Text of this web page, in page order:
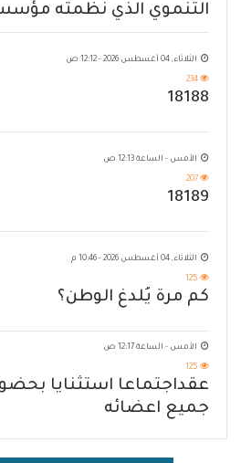
التنموي الذي نظمته
حضرموت
الثلاثاء, 04 أغسطس 2026 - 12:12 ص
234
18188
الأمس - الساعة 12:13 ص
207
18189
الثلاثاء, 04 أغسطس 2026 - 10:46 م
125
كم مرة يُلدغ الوطن؟
الأمس - الساعة 12:17 ص
125
عقداجتماعا استثنايا
جميع اعضائه